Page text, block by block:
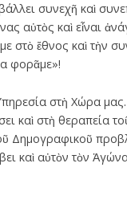
συνεχῆ καὶ
αὐτὸς καὶ εἶναι
στὸ ἔθνος καὶ τὴν
φορᾶμε»!
στὴ Χώρα μας.
καὶ στὴ θεραπεία
Δημογραφικοῦ
καὶ αὐτὸν τὸν